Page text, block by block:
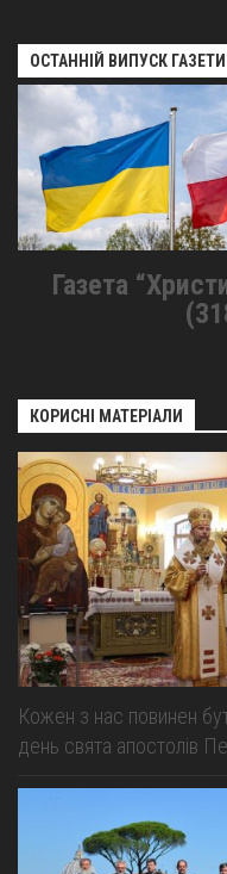
ОСТАННІЙ ВИПУСК ГАЗЕТИ
Газета
КОРИСНІ МАТЕРІАЛИ
Кожен з нас повинен
день свята апостолів